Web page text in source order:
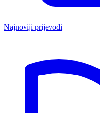
Najnoviji prijevodi